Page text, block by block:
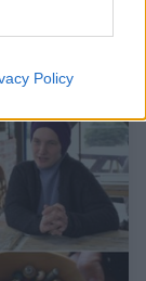
Policy